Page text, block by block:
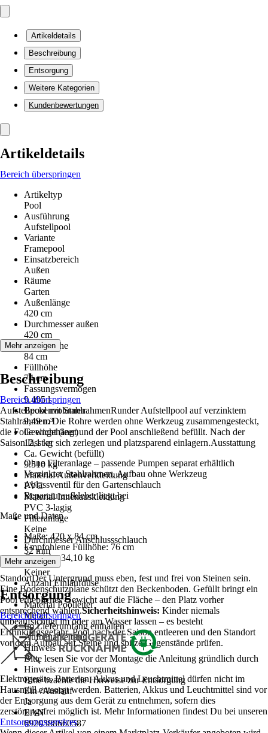
Artikeldetails
Beschreibung
Entsorgung
Weitere Kategorien
Kundenbewertungen
Artikeldetails
Bereich überspringen
Artikeltyp
Pool
Ausführung
Aufstellpool
Variante
Framepool
Einsatzbereich
Außen
Räume
Garten
Außenlänge
420 cm
Durchmesser außen
420 cm
Außenhöhe
84 cm
Füllhöhe
74 cm
Fassungsvermögen
9.495 l
Beckenvolumen
9,49 m³
Gewicht (leer)
12,1 kg
Ca. Gewicht (befüllt)
9.510 kg
Material Außenverkleidung
PVC
Material Innenauskleidung
PVC 3-lagig
Filteranlage
Keine
Durchmesser Anschlussschlauch
32 mm
Skimmer
Keiner
Anzahl Einlaufdüse
1
Material Poolleiter
Metall
Im Lieferumfang enthalten
Aufbauanleitung
Hinweis
Bitte lesen Sie vor der Montage die Anleitung gründlich durch
Hinweis zur Entsorgung
Bitte beachte die Hinweise zur Entsorgung
Ein-/Auslauf
Ja
EAN
6920388660587
Mehr anzeigen
Beschreibung
Bereich überspringen
Aufstellpool mit StahlrahmenRunder Aufstellpool auf verzinktem
Stahlrahmen. Die Rohre werden ohne Werkzeug zusammengesteckt,
die Folie eingehängt und der Pool anschließend befüllt. Nach der
Saison lässt er sich zerlegen und platzsparend einlagern.Ausstattung
Ohne Filteranlage – passende Pumpen separat erhältlich
Verzinkter Stahlrahmen, Aufbau ohne Werkzeug
Ablassventil für den Gartenschlauch
Reparaturaufkleber liegt bei
Maße und Daten
Maße: 420 x 84 cm
Empfohlene Füllhöhe: 76 cm
Gewicht: 34,10 kg
StandortDer Untergrund muss eben, fest und frei von Steinen sein.
Eine Bodenschutzplane schützt den Beckenboden. Gefüllt bringt ein
Pool erhebliches Gewicht auf die Fläche – den Platz vorher
entsprechend wählen.Sicherheitshinweis: Kinder niemals
unbeaufsichtigt im oder am Wasser lassen – es besteht
Ertrinkungsgefahr. Pool nach der Saison entleeren und den Standort
vor dem Aufbau auf Steine und spitze Gegenstände prüfen.
Mehr anzeigen
Entsorgung
Bereich überspringen
Elektrogeräte, Batterien, Akkus und Leuchtmittel dürfen nicht im
Hausmüll entsorgt werden. Batterien, Akkus und Leuchtmittel sind vor
der Entsorgung aus dem Gerät zu entnehmen, sofern dies
zerstörungsfrei möglich ist. Mehr Informationen findest Du bei unseren
Entsorgungsservices.